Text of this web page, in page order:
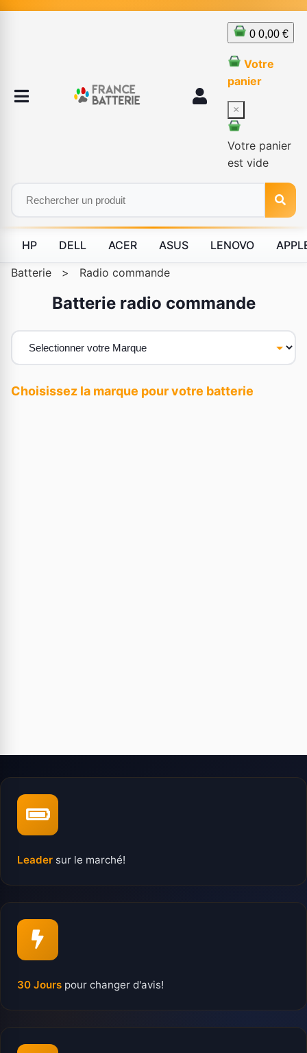
0 0,00 €
Votre
panier
×
Votre panier
est vide
HP DELL ACER ASUS LENOVO
Batterie > Radio commande
Batterie radio commande
Choisissez la marque pour votre batterie
Leader sur le marché!
30 Jours pour changer d'avis!